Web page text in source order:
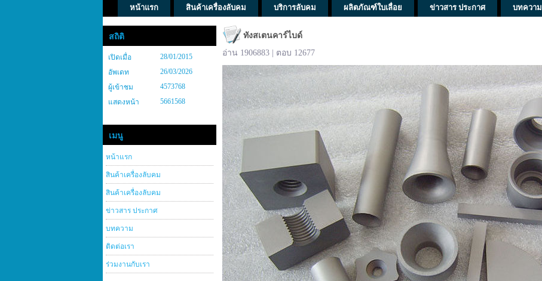
หน้าแรก สินค้าเครื่องลับคม บริการลับคม ผลิตภัณฑ์ใบเลื่อย ข่าวสาร ประกาศ บทความ
สถิติ
เปิดเมื่อ
28/01/2015
อัพเดท
26/03/2026
ผู้เข้าชม
4573768
แสดงหน้า
5661568
เมนู
หน้าแรก
สินค้าเครื่องลับคม
สินค้าเครื่องลับคม
ข่าวสาร ประกาศ
บทความ
ติดต่อเรา
ร่วมงานกับเรา
ทังสเตนคาร์ไบด์
อ่าน 1906883 | ตอบ 12677